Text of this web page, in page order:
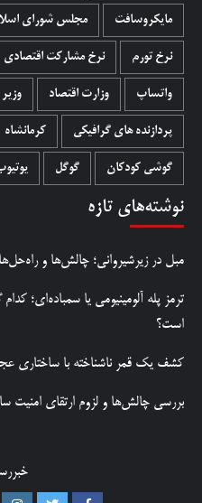
مایکروسافت مجلس شورای
نرخ تورم نرخ مشارکت اقتصادی
واتساپ وزارت اقتصاد
پردازنده های گرافیکی کرمانشاه
گوشی کودکان گوگل
نوشته‌های تازه
مبل در زیرشیروانی؛ چالش‌ها و راه‌حل‌ها
ترمز پله آلومینیومی یا سمباده‌ای؛
است؟
کشف یک قمر ناشناخته با ساختاری
بررسی چالش‌ها و لزوم ارتقای امنیت